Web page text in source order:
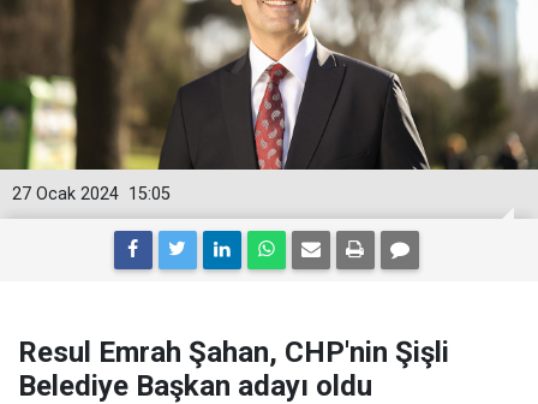
15:05
27 Ocak 2024
Resul Emrah Şahan, CHP'nin Şişli
Belediye Başkan adayı oldu